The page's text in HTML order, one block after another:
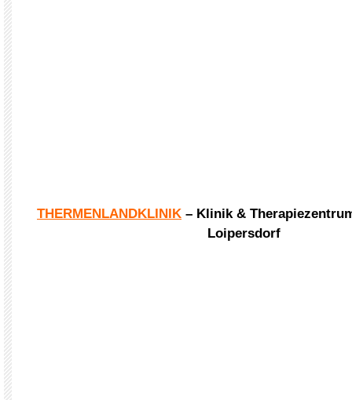
THERMENLANDKLINIK – Klinik &
Loipersdorf